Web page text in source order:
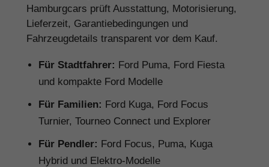
Hamburgcars prüft Ausstattung, Motorisierung,
Lieferzeit, Garantiebedingungen und
Fahrzeugdetails transparent vor dem Kauf.
Für Stadtfahrer: Ford Puma, Ford Fiesta
und kompakte Ford Modelle
Für Familien: Ford Kuga, Ford Focus
Turnier, Tourneo Connect und Explorer
Für Pendler: Ford Focus, Puma, Kuga
Hybrid und Elektro-Modelle